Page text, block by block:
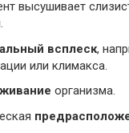
высушивает
всплеск,
или климакса.
организма.